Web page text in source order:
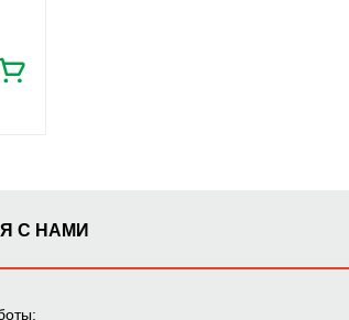
С НАМИ